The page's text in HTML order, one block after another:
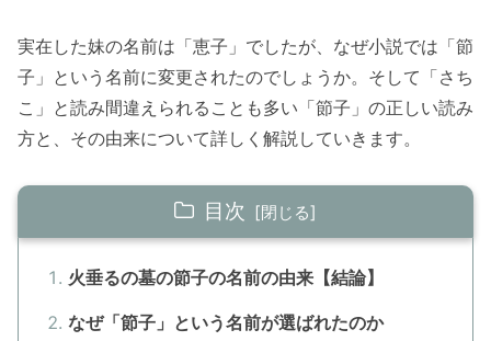
実在した妹の名前は「恵子」でしたが、なぜ小説では「節
子」という名前に変更されたのでしょうか。そして「さち
こ」と読み間違えられることも多い「節子」の正しい読み
方と、その由来について詳しく解説していきます。
目次
火垂るの墓の節子の名前の由来【結論】
なぜ「節子」という名前が選ばれたのか